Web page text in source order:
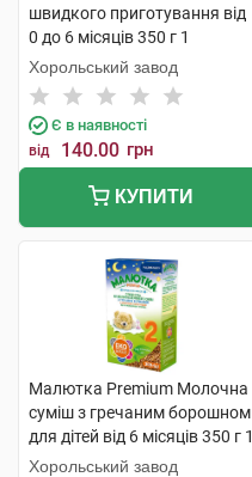
швидкого приготування від
0 до 6 місяців 350 г 1
коробка
Хорольський завод
Є в наявності
від 140.00 грн
КУПИТИ
Малютка Premium Молочна
суміш з гречаним борошном
для дітей від 6 місяців 350 г 1
коробка
Хорольський завод